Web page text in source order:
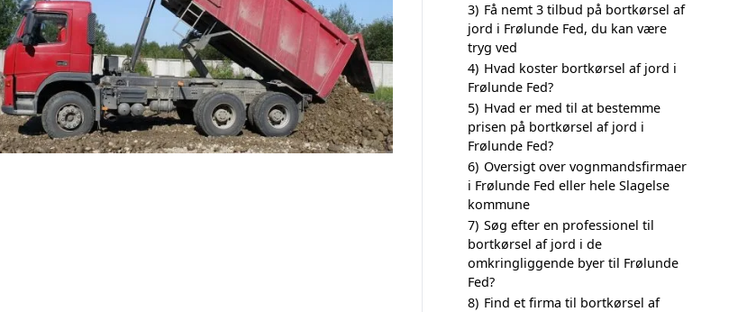
3) Få nemt 3 tilbud på bortkørsel af
jord i Frølunde Fed, du kan være
tryg ved
4) Hvad koster bortkørsel af jord i
Frølunde Fed?
5) Hvad er med til at bestemme
prisen på bortkørsel af jord i
Frølunde Fed?
6) Oversigt over vognmandsfirmaer
i Frølunde Fed eller hele Slagelse
kommune
7) Søg efter en professionel til
bortkørsel af jord i de
omkringliggende byer til Frølunde
Fed?
8) Find et firma til bortkørsel af